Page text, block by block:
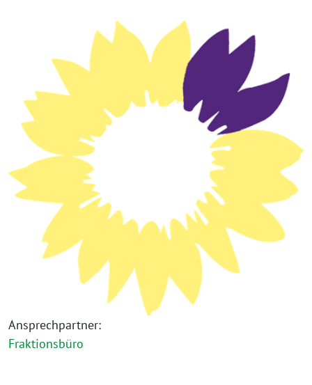
Ansprechpartner:
Fraktionsbüro